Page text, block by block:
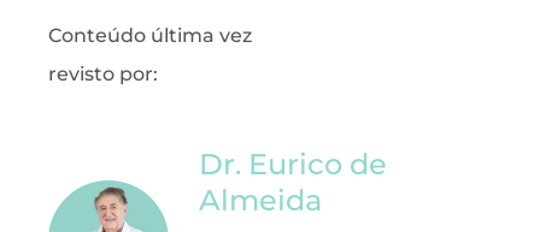
Conteúdo última vez
revisto por:
Dr. Eurico de
Almeida